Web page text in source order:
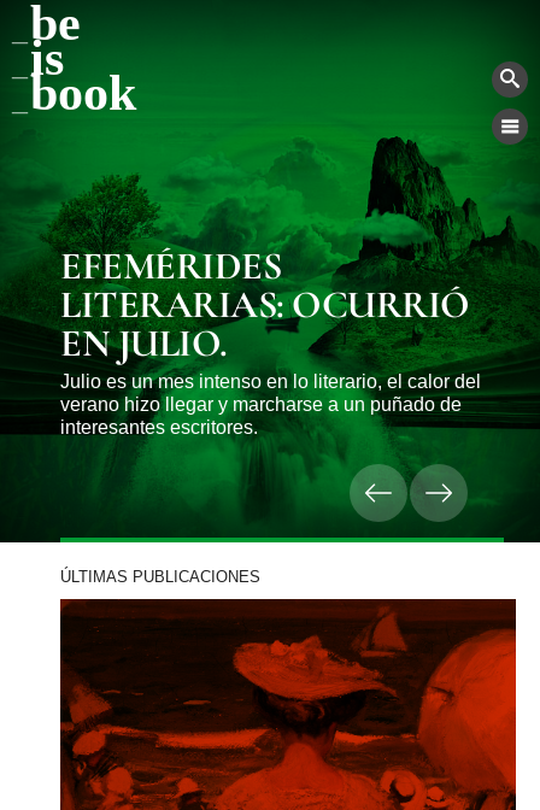
be
is
book
BEISBOOK, UNA REVISTA DE LIBROS, AUTORES, HISTORIA,
HISTORIAS, LUGARES... DE LA LITERATURA EN LENGUA INGLESA.
EFEMÉRIDES
LITERARIAS: OCURRIÓ
EN JULIO.
Julio es un mes intenso en lo literario, el calor del
verano hizo llegar y marcharse a un puñado de
interesantes escritores.
ÚLTIMAS PUBLICACIONES